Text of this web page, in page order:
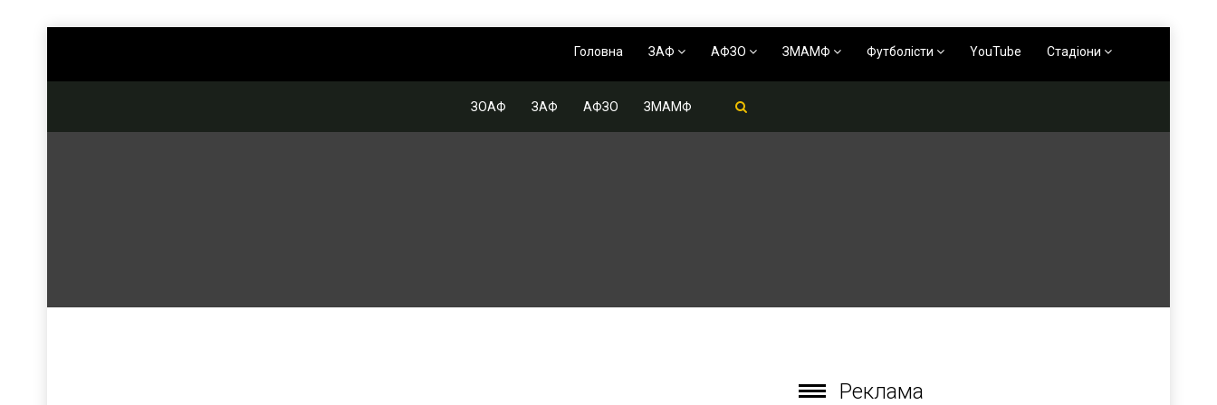
Головна ЗАФ АФЗО ЗМАМФ Футболісти YouTube Стадіони
ЗОАФ ЗАФ АФЗО ЗМАМФ
Реклама